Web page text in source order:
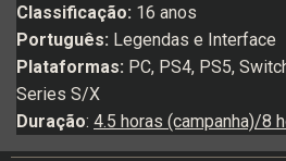
Classificação: 16 anos
Português: Legendas e Interface
Plataformas: PC, PS4, PS5,
Series S/X
Duração: 4.5 horas (campanha)/8